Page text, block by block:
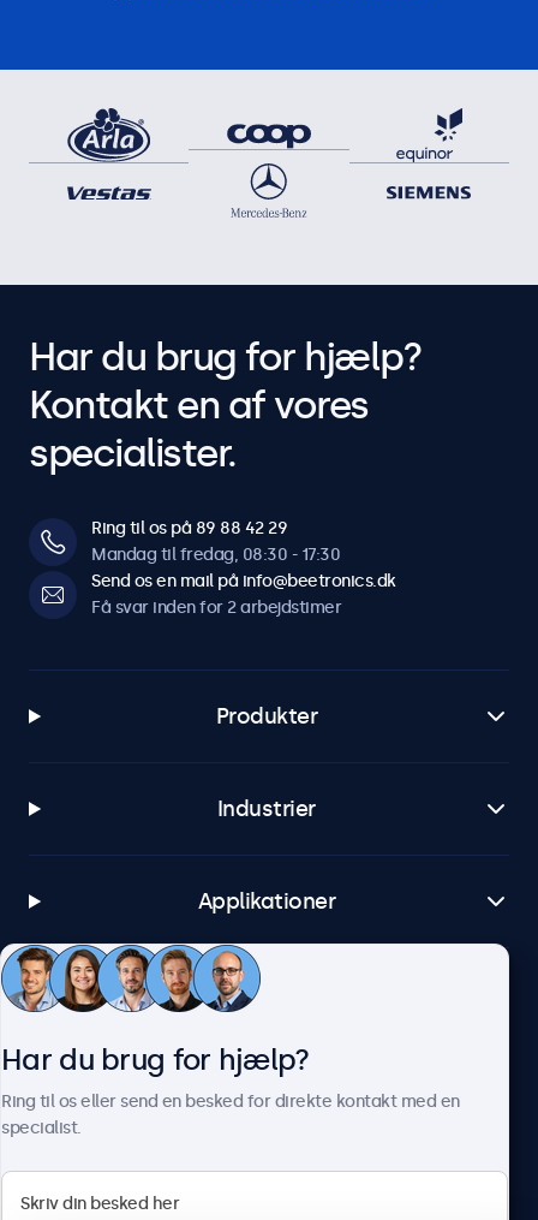
Har du brug for hjælp?
Kontakt en af vores
specialister.
Ring til os på 89 88 42 29
Mandag til fredag, 08:30 - 17:30
Send os en mail på info@beetronics.dk
Få svar inden for 2 arbejdstimer
Produkter
Industrier
Applikationer
Kundeservice
Har du brug for hjælp?
Ring til os eller send en besked for direkte kontakt med en
specialist.